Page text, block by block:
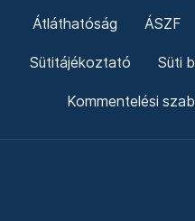
Átláthatóság ÁSZF
Sütitájékoztató Süti
Kommentelési